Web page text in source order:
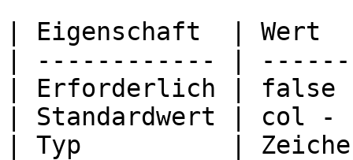
| Eigenschaft  |
| ------------ |
| Erforderlich |
| Standardwert | col
| Typ          |